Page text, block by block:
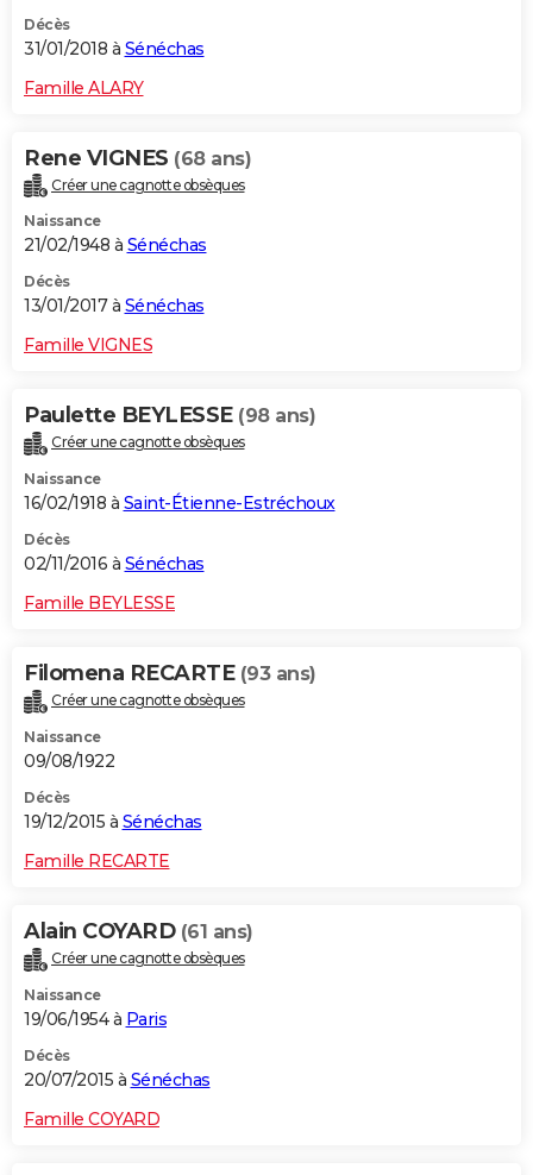
Décès
31/01/2018 à Sénéchas
Famille ALARY
Rene VIGNES (68 ans)
Créer une cagnotte obsèques
Naissance
21/02/1948 à Sénéchas
Décès
13/01/2017 à Sénéchas
Famille VIGNES
Paulette BEYLESSE (98 ans)
Créer une cagnotte obsèques
Naissance
16/02/1918 à Saint-Étienne-Estréchoux
Décès
02/11/2016 à Sénéchas
Famille BEYLESSE
Filomena RECARTE (93 ans)
Créer une cagnotte obsèques
Naissance
09/08/1922
Décès
19/12/2015 à Sénéchas
Famille RECARTE
Alain COYARD (61 ans)
Créer une cagnotte obsèques
Naissance
19/06/1954 à Paris
Décès
20/07/2015 à Sénéchas
Famille COYARD